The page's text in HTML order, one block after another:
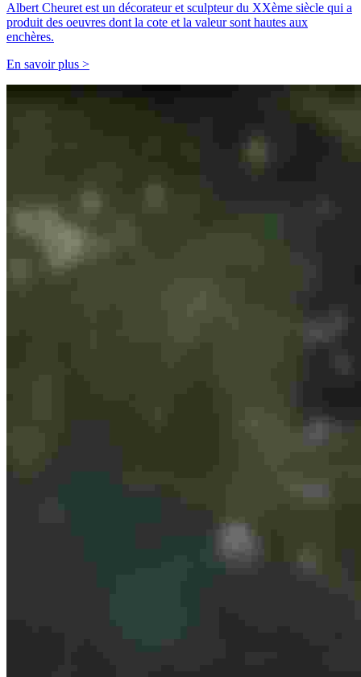
Albert Cheuret est un décorateur et sculpteur du XXème siècle qui a
produit des oeuvres dont la cote et la valeur sont hautes aux
enchères.
En savoir plus >